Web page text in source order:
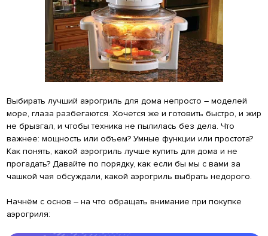
Выбирать лучший аэрогриль для дома непросто – моделей
море, глаза разбегаются. Хочется же и готовить быстро, и жир
не брызгал, и чтобы техника не пылилась без дела. Что
важнее: мощность или объем? Умные функции или простота?
Как понять, какой аэрогриль лучше купить для дома и не
прогадать? Давайте по порядку, как если бы мы с вами за
чашкой чая обсуждали, какой аэрогриль выбрать недорого.
Начнём с основ – на что обращать внимание при покупке
аэрогриля: